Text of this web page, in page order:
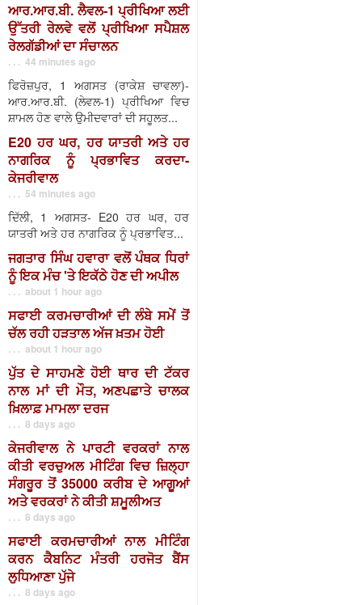
ਆਰ.ਆਰ.ਬੀ. ਲੈਵਲ-1 ਪ੍ਰੀਖਿਆ ਲਈ
ਉੱਤਰੀ ਰੇਲਵੇ ਵਲੋਂ ਪ੍ਰੀਖਿਆ ਸਪੈਸ਼ਲ
ਰੇਲਗੱਡੀਆਂ ਦਾ ਸੰਚਾਲਨ
. . . 44 minutes ago
ਫਿਰੋਜ਼ਪੁਰ, 1 ਅਗਸਤ (ਰਾਕੇਸ਼ ਚਾਵਲਾ)-
ਆਰ.ਆਰ.ਬੀ. (ਲੇਵਲ-1) ਪ੍ਰੀਖਿਆ ਵਿਚ
ਸ਼ਾਮਲ ਹੋਣ ਵਾਲੇ ਉਮੀਦਵਾਰਾਂ ਦੀ ਸਹੂਲਤ...
E20 ਹਰ ਘਰ, ਹਰ ਯਾਤਰੀ ਅਤੇ ਹਰ
ਨਾਗਰਿਕ ਨੂੰ ਪ੍ਰਭਾਵਿਤ ਕਰਦਾ-
ਕੇਜਰੀਵਾਲ
. . . 54 minutes ago
ਦਿੱਲੀ, 1 ਅਗਸਤ- E20 ਹਰ ਘਰ, ਹਰ
ਯਾਤਰੀ ਅਤੇ ਹਰ ਨਾਗਰਿਕ ਨੂੰ ਪ੍ਰਭਾਵਿਤ...
ਜਗਤਾਰ ਸਿੰਘ ਹਵਾਰਾ ਵਲੋਂ ਪੰਥਕ ਧਿਰਾਂ
ਨੂੰ ਇਕ ਮੰਚ 'ਤੇ ਇਕੱਠੇ ਹੋਣ ਦੀ ਅਪੀਲ
. . . about 1 hour ago
ਸਫਾਈ ਕਰਮਚਾਰੀਆਂ ਦੀ ਲੰਬੇ ਸਮੇਂ ਤੋਂ
ਚੱਲ ਰਹੀ ਹੜਤਾਲ ਅੱਜ ਖ਼ਤਮ ਹੋਈ
. . . about 1 hour ago
ਪੁੱਤ ਦੇ ਸਾਹਮਣੇ ਹੋਈ ਥਾਰ ਦੀ ਟੱਕਰ
ਨਾਲ ਮਾਂ ਦੀ ਮੌਤ, ਅਣਪਛਾਤੇ ਚਾਲਕ
ਖ਼ਿਲਾਫ਼ ਮਾਮਲਾ ਦਰਜ
. . . 8 days ago
ਕੇਜਰੀਵਾਲ ਨੇ ਪਾਰਟੀ ਵਰਕਰਾਂ ਨਾਲ
ਕੀਤੀ ਵਰਚੁਅਲ ਮੀਟਿੰਗ ਵਿਚ ਜ਼ਿਲ੍ਹਾ
ਸੰਗਰੂਰ ਤੋਂ 35000 ਕਰੀਬ ਦੇ ਆਗੂਆਂ
ਅਤੇ ਵਰਕਰਾਂ ਨੇ ਕੀਤੀ ਸ਼ਮੂਲੀਅਤ
. . . 8 days ago
ਸਫਾਈ ਕਰਮਚਾਰੀਆਂ ਨਾਲ ਮੀਟਿੰਗ
ਕਰਨ ਕੈਬਨਿਟ ਮੰਤਰੀ ਹਰਜੋਤ ਬੈਂਸ
ਲੁਧਿਆਣਾ ਪੁੱਜੇ
. . . 8 days ago